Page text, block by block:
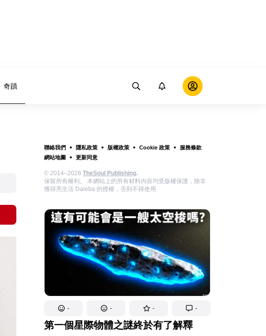
奇蹟
聯絡我們 隱私政策 版權政策 Cookie 政策
服務條款
網站地圖
更新同意
© 2014–2026 TheSoul Publishing.
保留所有權利。 本網站上的所有材料內容均受版權保護，除非
獲得亮生活 Daleba 的授權，否則不得使用
- - - -
第一個星際物體之謎終於有了解釋